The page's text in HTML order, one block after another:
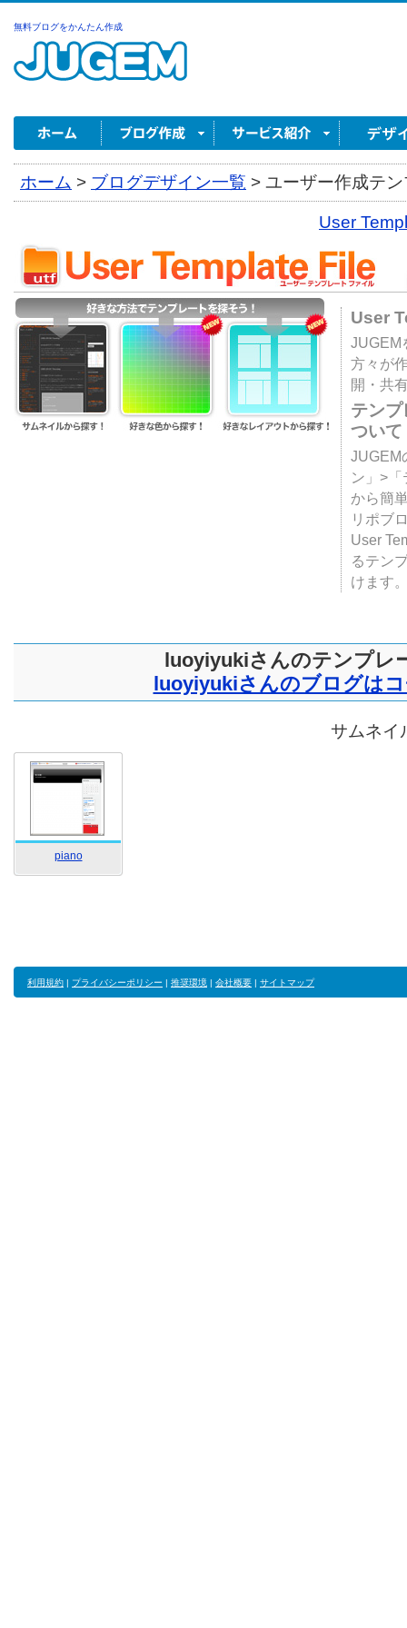
無料ブログをかんたん作成
ホーム > ブログデザイン一覧 > ユーザー作成テ
User
User
JUGEM
方々が
開・共
テン
ついて
JUGEM
ン」>
から簡
リポブ
User
るテン
けます
luoyiyukiさんのテンプレ
luoyiyukiさんのブログは
サムネイ
piano
利用規約 | プライバシーポリシー | 推奨環境 | 会社概要 | サイトマップ